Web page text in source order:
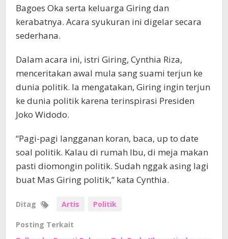
Bagoes Oka serta keluarga Giring dan
kerabatnya. Acara syukuran ini digelar secara
sederhana.
Dalam acara ini, istri Giring, Cynthia Riza,
menceritakan awal mula sang suami terjun ke
dunia politik. Ia mengatakan, Giring ingin terjun
ke dunia politik karena terinspirasi Presiden
Joko Widodo.
“Pagi-pagi langganan koran, baca, up to date
soal politik. Kalau di rumah Ibu, di meja makan
pasti diomongin politik. Sudah nggak asing lagi
buat Mas Giring politik,” kata Cynthia.
Ditag Artis Politik
Posting Terkait